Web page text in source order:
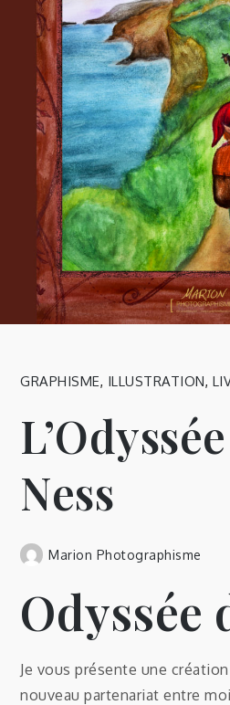
GRAPHISME, ILLUSTRATION,
Ness
Marion Photographisme
Odyssée
Je vous présente une
nouveau partenariat entre